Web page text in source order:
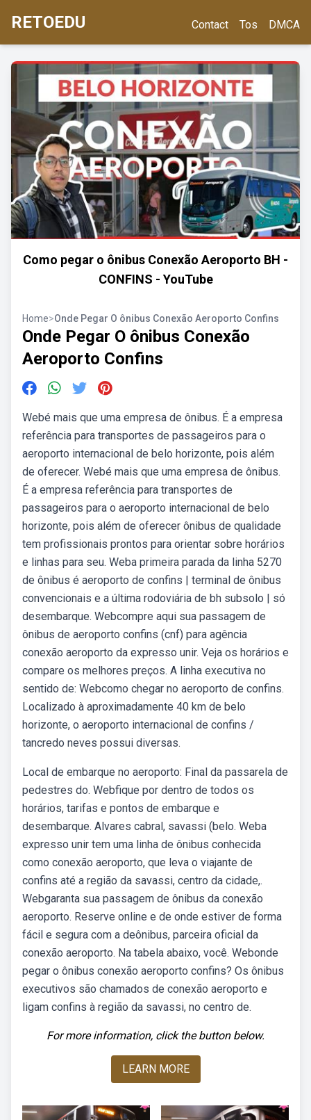
RETOEDU Contact Tos DMCA
Como pegar o ônibus Conexão Aeroporto BH -
CONFINS - YouTube
Home>Onde Pegar O ônibus Conexão Aeroporto Confins
Onde Pegar O ônibus Conexão
Aeroporto Confins
Webé mais que uma empresa de ônibus. É a empresa
referência para transportes de passageiros para o
aeroporto internacional de belo horizonte, pois além
de oferecer. Webé mais que uma empresa de ônibus.
É a empresa referência para transportes de
passageiros para o aeroporto internacional de belo
horizonte, pois além de oferecer ônibus de qualidade
tem profissionais prontos para orientar sobre horários
e linhas para seu. Weba primeira parada da linha 5270
de ônibus é aeroporto de confins | terminal de ônibus
convencionais e a última rodoviária de bh subsolo | só
desembarque. Webcompre aqui sua passagem de
ônibus de aeroporto confins (cnf) para agência
conexão aeroporto da expresso unir. Veja os horários e
compare os melhores preços. A linha executiva no
sentido de: Webcomo chegar no aeroporto de confins.
Localizado à aproximadamente 40 km de belo
horizonte, o aeroporto internacional de confins /
tancredo neves possui diversas.
Local de embarque no aeroporto: Final da passarela de
pedestres do. Webfique por dentro de todos os
horários, tarifas e pontos de embarque e
desembarque. Alvares cabral, savassi (belo. Weba
expresso unir tem uma linha de ônibus conhecida
como conexão aeroporto, que leva o viajante de
confins até a região da savassi, centro da cidade,.
Webgaranta sua passagem de ônibus da conexão
aeroporto. Reserve online e de onde estiver de forma
fácil e segura com a deônibus, parceira oficial da
conexão aeroporto. Na tabela abaixo, você. Webonde
pegar o ônibus conexão aeroporto confins? Os ônibus
executivos são chamados de conexão aeroporto e
ligam confins à região da savassi, no centro de.
For more information, click the button below.
LEARN MORE